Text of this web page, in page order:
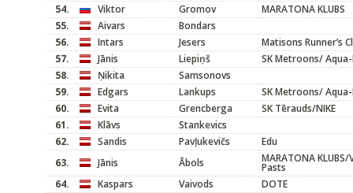
54.
Viktor Gromov
MARATONA KLUBS
55.
Aivars
Bondars
56.
Intars Jesers
Matisons Runner’s
57.
Jānis Liepiņš
SK Metroons/
58.
Ņikita
Samsonovs
59.
Edgars Lankups
SK Metroons/
60.
Evita Grencberga
SK Tērauds/NIKE
61.
Klāvs
Stankevics
62.
Sandis Pavļukevičs
Edu
63.
Jānis Ābols MARATONA
Pasts
64.
Kaspars Vaivods
DOTE